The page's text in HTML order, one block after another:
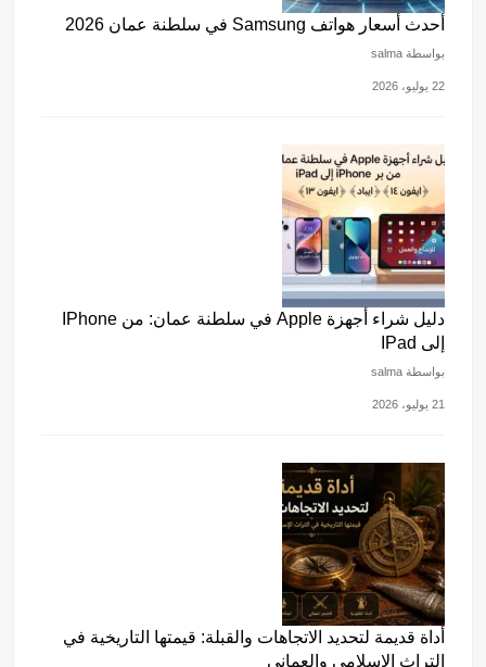
أحدث أسعار هواتف Samsung في سلطنة عمان 2026
بواسطة salma
22 يوليو، 2026
دليل شراء أجهزة Apple في سلطنة عمان: من IPhone
إلى IPad
بواسطة salma
21 يوليو، 2026
أداة قديمة لتحديد الاتجاهات والقبلة: قيمتها التاريخية في
التراث الإسلامي والعماني